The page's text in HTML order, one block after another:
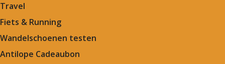
Travel
Fiets & Running
Wandelschoenen testen
Antilope Cadeaubon